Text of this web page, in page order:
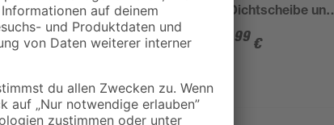
48 x 24 mm
1,78€
mit Dichtscheibe und
Kappe, 100 Stück
99 €